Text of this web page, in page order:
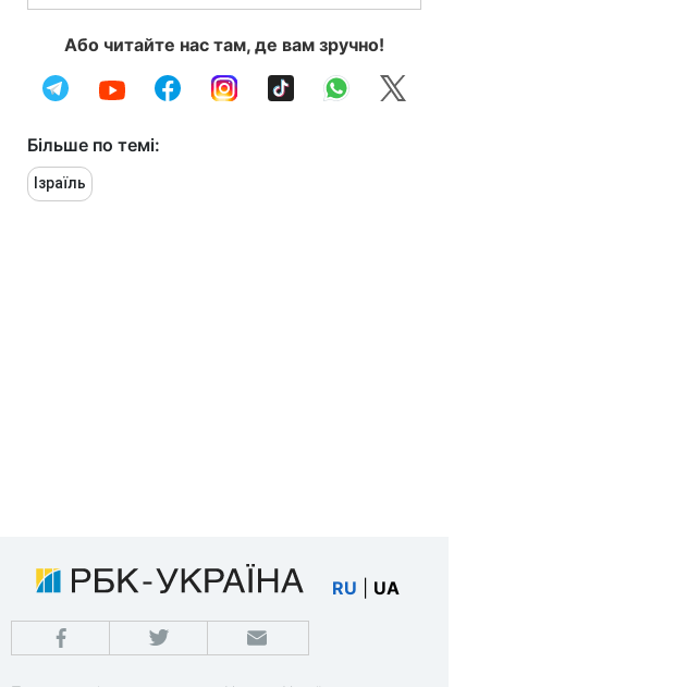
Або читайте нас там, де вам зручно!
Більше по темі:
Ізраїль
RU UA